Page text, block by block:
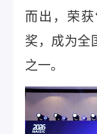
而出，荣
奖，成为全
之一。